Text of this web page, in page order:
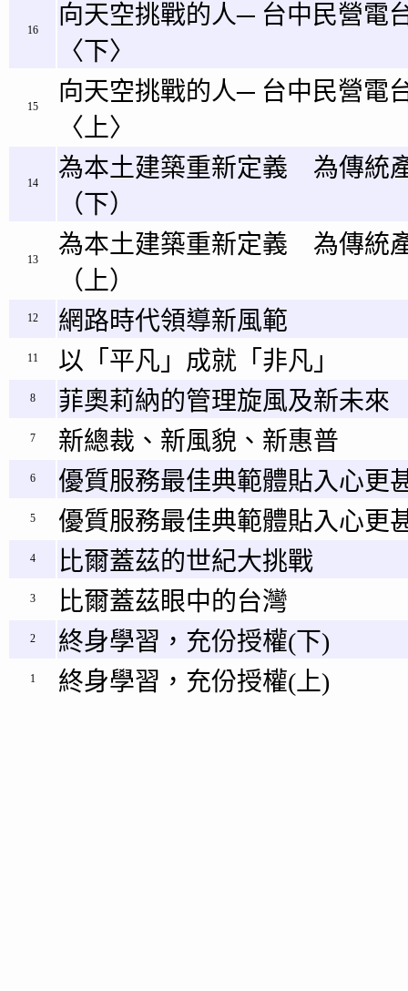
16
向天空挑戰的人─ 台中民營電
〈下〉
15
向天空挑戰的人─ 台中民營電
〈上〉
14
為本土建築重新定義 為傳統
（下）
13
為本土建築重新定義 為傳統
（上）
12 網路時代領導新風範
11 以「平凡」成就「非凡」
8 菲奧莉納的管理旋風及新未來
7 新總裁、新風貌、新惠普
6 優質服務最佳典範體貼入心更
5 優質服務最佳典範體貼入心更
4 比爾蓋茲的世紀大挑戰
3 比爾蓋茲眼中的台灣
2 終身學習，充份授權(下)
1 終身學習，充份授權(上)